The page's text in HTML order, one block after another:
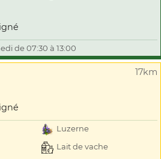
de 07:30 à 13:00
17km
Luzerne
Lait de vache